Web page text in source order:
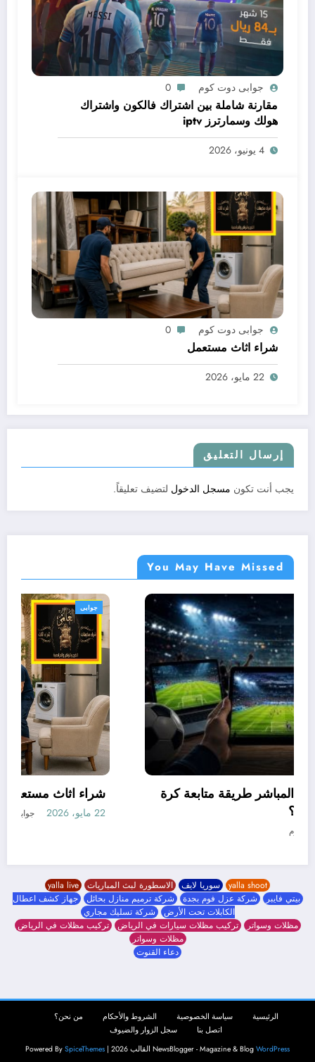
جوابى دوت كوم 0
مقارنة شاملة بين اشتراك فالكون واشتراك
هولك وسمارترز iptv
4 يونيو، 2026
جوابى دوت كوم 0
شراء اثاث مستعمل
22 مايو، 2026
إرسال التعليق
يجب أنت تكون مسجل الدخول لتضيف تعليقاً.
You May Have Missed
جوابى
كيف غيّرت مواقع البث المباشر طريقة متابعة كرة
القدم في العالم العربي؟
19 مايو، 2026
yalla shoot سوريا لايف الاسطورة لبث المباريات yalla live
بيتي فايبر شركة عزل فوم بجدة شركة ترميم منازل بحائل جهاز كشف اعطال
الكابلات تحت الأرض شركة تسليك مجاري
مظلات وسواتر تركيب مظلات سيارات في الرياض تركيب مظلات في الرياض
مظلات وسواتر
دعاء القنوت
الرئيسية سياسة الخصوصية الشروط والأحكام
من نحن؟
اتصل بنا
سجل الزوار والضيوف
NewsBlogger - Magazine & Blog WordPress القالب 2026 | Powered By SpiceThemes